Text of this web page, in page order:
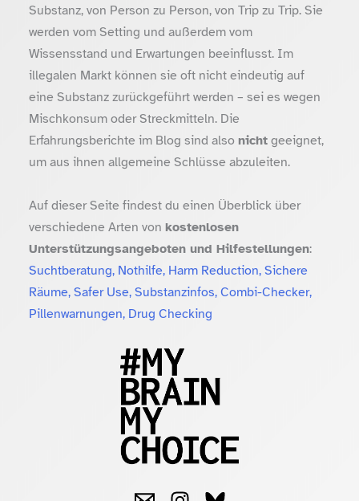
Substanz, von Person zu Person, von Trip zu Trip. Sie
werden vom Setting und außerdem vom
Wissensstand und Erwartungen beeinflusst. Im
illegalen Markt können sie oft nicht eindeutig auf
eine Substanz zurückgeführt werden – sei es wegen
Mischkonsum oder Streckmitteln. Die
Erfahrungsberichte im Blog sind also nichtgeeignet,
um aus ihnen allgemeine Schlüsse abzuleiten.
Auf dieser Seite findest du einen Überblick über
verschiedene Arten von kostenlosen
Unterstützungsangeboten und Hilfestellungen:
Suchtberatung, Nothilfe, Harm Reduction, Sichere
Räume, Safer Use, Substanzinfos, Combi-Checker,
Pillenwarnungen, Drug Checking